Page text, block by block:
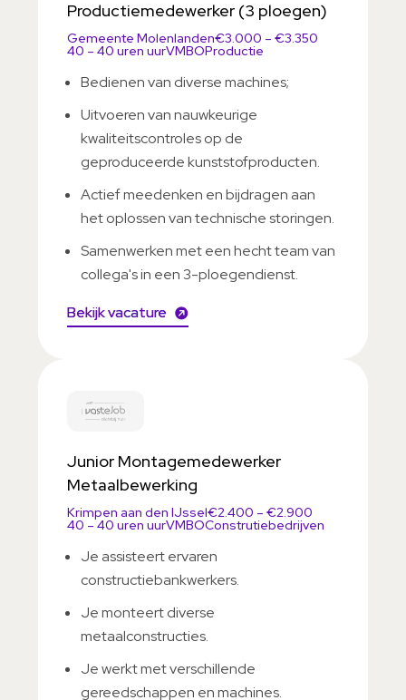
Productiemedewerker (3 ploegen)
Gemeente Molenlanden€3.000 – €3.350
40 – 40 uren uurVMBOProductie
Bedienen van diverse machines;
Uitvoeren van nauwkeurige
kwaliteitscontroles op de
geproduceerde kunststofproducten.
Actief meedenken en bijdragen aan
het oplossen van technische storingen.
Samenwerken met een hecht team van
collega's in een 3-ploegendienst.
Bekijk vacature
Junior Montagemedewerker
Metaalbewerking
Krimpen aan den IJssel€2.400 – €2.900
40 – 40 uren uurVMBOConstrutiebedrijven
Je assisteert ervaren
constructiebankwerkers.
Je monteert diverse
metaalconstructies.
Je werkt met verschillende
gereedschappen en machines.